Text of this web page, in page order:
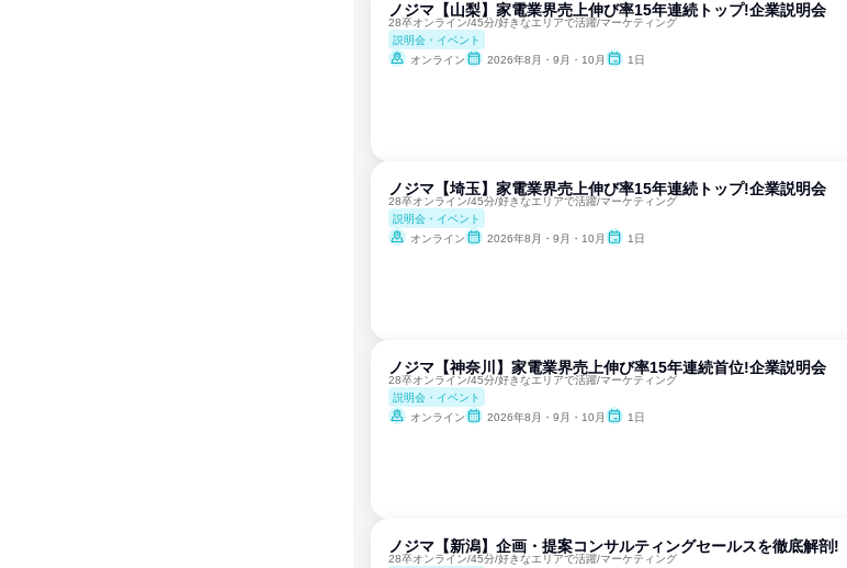
ノジマ【山梨】家電業界売上伸び率15年連続トップ!企業説明会
28卒オンライン/45分/好きなエリアで活躍/マーケティング
説明会・イベント
オンライン
2026年8月・9月・10月 1日
ノジマ【埼玉】家電業界売上伸び率15年連続トップ!企業説明会
28卒オンライン/45分/好きなエリアで活躍/マーケティング
説明会・イベント
オンライン
2026年8月・9月・10月 1日
ノジマ【神奈川】家電業界売上伸び率15年連続首位!企業説明会
28卒オンライン/45分/好きなエリアで活躍/マーケティング
説明会・イベント
オンライン
2026年8月・9月・10月 1日
ノジマ【新潟】企画・提案コンサルティングセールスを徹底解剖!
28卒オンライン/45分/好きなエリアで活躍/マーケティング